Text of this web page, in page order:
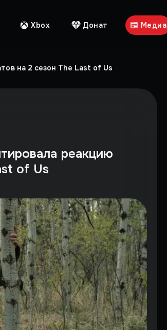
Xbox Донат Медиа
на 2 сезон The Last of Us
реакцию
of Us